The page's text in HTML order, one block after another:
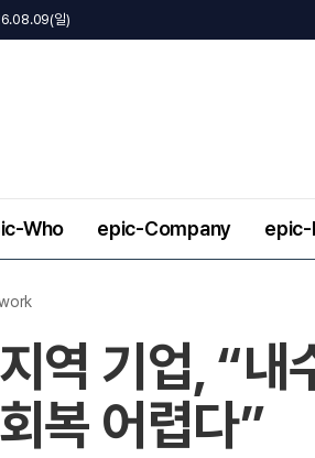
일)
Who epic-Company
역 기업, “내
복 어렵다”